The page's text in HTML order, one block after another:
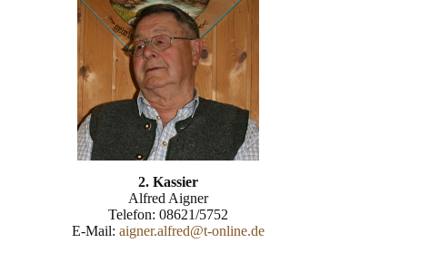
2. Kassier
Alfred Aigner
Telefon: 08621/5752
E-Mail: aigner.alfred@t-online.de